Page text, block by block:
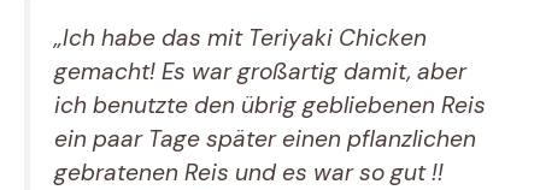
„Ich habe das mit Teriyaki Chicken
gemacht! Es war großartig damit, aber
ich benutzte den übrig gebliebenen Reis
ein paar Tage später einen pflanzlichen
gebratenen Reis und es war so gut !!